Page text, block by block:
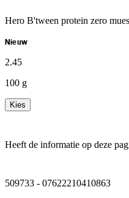
Hero B'tween protein zero
Nieuw
2.45
100 g
Kies
Heeft de informatie op deze
509733 - 07622210410863